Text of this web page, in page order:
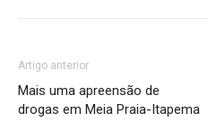
Artigo anterior
Mais uma apreensão de
drogas em Meia Praia-Itapema